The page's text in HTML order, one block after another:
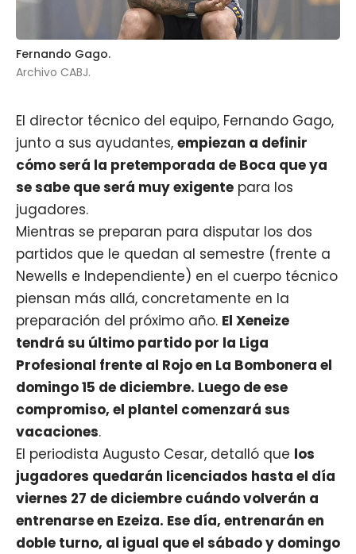
Fernando Gago.
Archivo CABJ.
El director técnico del equipo, Fernando Gago,
junto a sus ayudantes, empiezan a definir
cómo será la pretemporada de Boca que ya
se sabe que será muy exigente para los
jugadores.
Mientras se preparan para disputar los dos
partidos que le quedan al semestre (frente a
Newells e Independiente) en el cuerpo técnico
piensan más allá, concretamente en la
preparación del próximo año. El Xeneize
tendrá su último partido por la Liga
Profesional frente al Rojo en La Bombonera el
domingo 15 de diciembre. Luego de ese
compromiso, el plantel comenzará sus
vacaciones.
El periodista Augusto Cesar, detalló que los
jugadores quedarán licenciados hasta el día
viernes 27 de diciembre cuándo volverán a
entrenarse en Ezeiza. Ese día, entrenarán en
doble turno, al igual que el sábado y domingo